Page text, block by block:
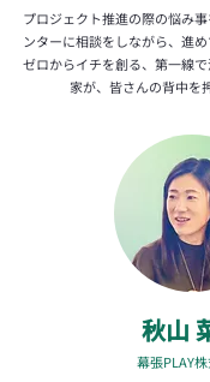
プロジェクト推進の際の悩み
ンターに相談をしながら、進め
ゼロからイチを創る、第一線
家が、皆さんの背中を
秋山
幕張PLAY